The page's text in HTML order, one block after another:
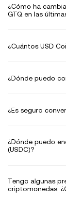
¿Cómo ha
GTQ en las
¿Cuántos USD
¿Dónde puedo
¿Es seguro
¿Dónde puedo
(USDC)?
Tengo algunas
criptomonedas.